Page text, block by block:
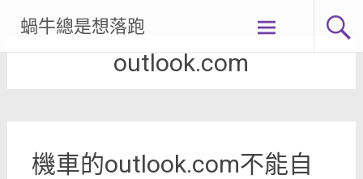
content
蝸牛總是想落跑
outlook.com
機車的outlook.com不能自